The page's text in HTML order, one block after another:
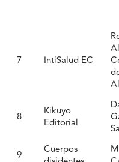
7 IntiSalud EC
8
Kikuyo
Editorial
9
Cuerpos